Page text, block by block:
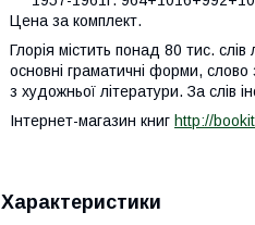
Цена за комплект.
Глорія містить понад 80 тис.
основні граматичні форми,
з художньої літератури. За слів
Інтернет-магазин книг http://
Характеристики